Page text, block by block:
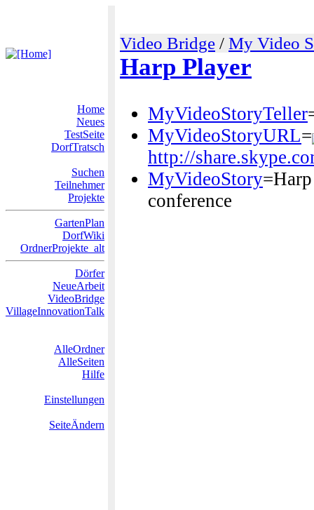
Video Bridge / My Video
Harp Player
Home
Neues
TestSeite
DorfTratsch
Suchen
Teilnehmer
Projekte
GartenPlan
DorfWiki
OrdnerProjekte_alt
Dörfer
NeueArbeit
VideoBridge
VillageInnovationTalk
AlleOrdner
AlleSeiten
Hilfe
Einstellungen
SeiteÄndern
MyVideoStoryTeller
MyVideoStoryURL=
http://
MyVideoStory
conference